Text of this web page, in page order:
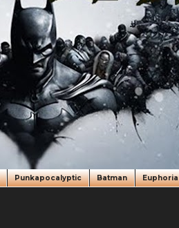
Punkapocalyptic Batman Euphoria